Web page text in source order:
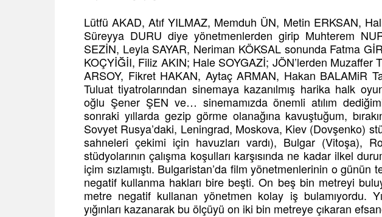
Lütfü AKAD, Atıf YILMAZ, Memduh ÜN, Metin ERKSAN,
Süreyya DURU diye yönetmenlerden girip Muhterem
SEZİN, Leyla SAYAR, Neriman KÖKSAL sonunda Fatma
KOÇYİĞİI, Filiz AKIN; Hale SOYGAZİ; JÖN’lerden Muzaffer
ARSOY, Fikret HAKAN, Aytaç ARMAN, Hakan BALAMiR
Tuluat tiyatrolarından sinemaya kazanılmış harika halk
oğlu Şener ŞEN ve… sinemamızda önemli atılım
sonraki yıllarda gezip görme olanağına kavuştuğum,
Sovyet Rusya’daki, Leningrad, Moskova, Kiev (Dovşenko)
sahneleri çekimi için havuzları vardı), Bulgar (Vitoşa),
stüdyolarının çalışma koşulları karşısında ne kadar ilkel
içim sızlamıştı. Bulgaristan’da film yönetmenlerinin o günün
negatif kullanma hakları bire beşti. On beş bin metreyi
metre negatif kullanan yönetmen kolay iş bulamıyordu.
yığınları kazanarak bu ölçüyü on iki bin metreye çıkaran